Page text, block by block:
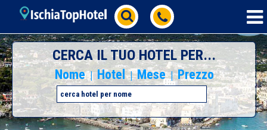
CERCA IL TUO HOTEL PER...
Nome | Hotel | Mese | Prezzo